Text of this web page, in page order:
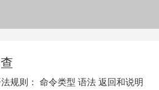
规则： 命令类型 语法 返回和说明